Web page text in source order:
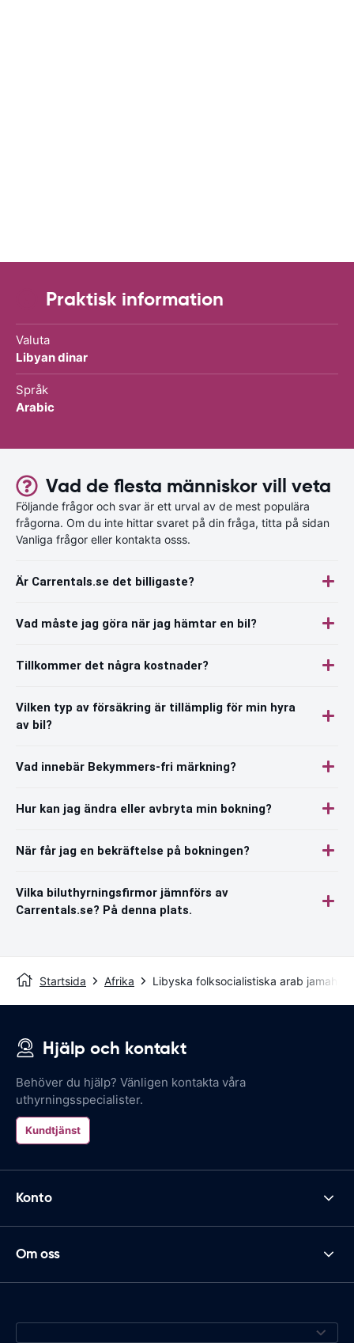
Praktisk information
Valuta
Libyan dinar
Språk
Arabic
Vad de flesta människor vill veta
Följande frågor och svar är ett urval av de mest populära
frågorna. Om du inte hittar svaret på din fråga, titta på sidan
Vanliga frågor eller kontakta osss.
Är Carrentals.se det billigaste?
Vad måste jag göra när jag hämtar en bil?
Tillkommer det några kostnader?
Vilken typ av försäkring är tillämplig för min hyra
av bil?
Vad innebär Bekymmers-fri märkning?
Hur kan jag ändra eller avbryta min bokning?
När får jag en bekräftelse på bokningen?
Vilka biluthyrningsfirmor jämnförs av
Carrentals.se? På denna plats.
Startsida Afrika Libyska folksocialistiska arab
Hjälp och kontakt
Behöver du hjälp? Vänligen kontakta våra
uthyrningsspecialister.
Kundtjänst
Konto
Om oss